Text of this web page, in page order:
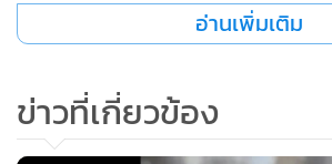
เวลา 07.54 น. ทหารกัมพูชายังคงสู้รบกับท
เวลา 08.00 น. หน่วยงานความมั่นคงกองทั
ความสูญเสียเบื้องต้นของกัมพูชา เสียชีวิต
อ่านเพิ่มเติม
ข่าวที่เกี่ยวข้อง